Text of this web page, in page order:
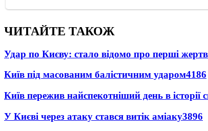
ЧИТАЙТЕ ТАКОЖ
Удар по Києву: стало відомо про перші
Київ під масованим балістичним ударом4186
Київ пережив найспекотніший день в історії
У Києві через атаку стався витік аміаку3896